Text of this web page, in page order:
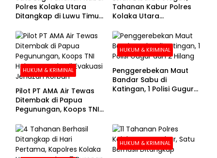
Polres Kolaka Utara
Ditangkap di Luwu Timur,
Tahanan Kabur Polres
Kolaka Utara
HUKUM & KRIMINAL
Pilot PT AMA Air Tewas
Ditembak di Papua
Pegunungan, Koops TNI
Evakuasi Jenazah
Korban
HUKUM & KRIMINAL
Penggerebekan Maut
Bandar Sabu di
Katingan, 1 Polisi Gugur
HUKUM & KRIMINAL